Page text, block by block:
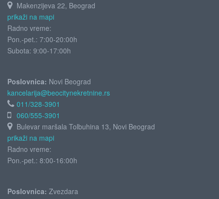
Makenzijeva 22, Beograd
prikaži na mapi
Radno vreme:
Pon.-pet.: 7:00-20:00h
Subota: 9:00-17:00h
Poslovnica: Novi Beograd
kancelarija@beocitynekretnine.rs
011/328-3901
060/555-3901
Bulevar maršala Tolbuhina 13, Novi Beograd
prikaži na mapi
Radno vreme:
Pon.-pet.: 8:00-16:00h
Poslovnica: Zvezdara